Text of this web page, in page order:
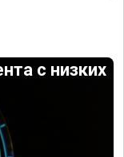
с низких